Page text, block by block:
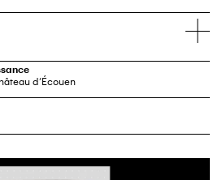
d’Écouen
de l’exposition.